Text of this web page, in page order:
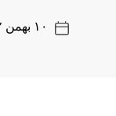
۱۰ بهمن ۱۴۰۲